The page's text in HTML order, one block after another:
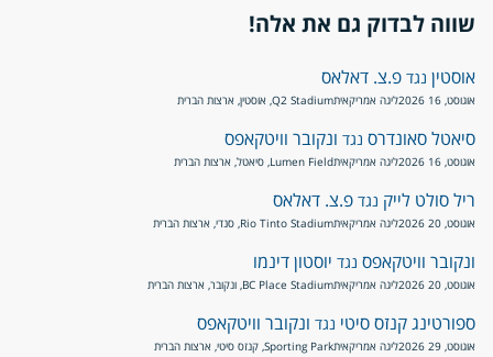
שווה לבדוק גם את אלה!
אוסטין נגד פ.צ. דאלאס
אוגוסט, 16 2026 ליגה אמריקאיתQ2 Stadium, אוסטין, ארצות הברית
סיאטל סאונדרס נגד ונקובר וויטקאפס
אוגוסט, 16 2026 ליגה אמריקאיתLumen Field, סיאטל, ארצות הברית
ריל סולט לייק נגד פ.צ. דאלאס
אוגוסט, 20 2026 ליגה אמריקאיתRio Tinto Stadium, סנדי, ארצות הברית
ונקובר וויטקאפס נגד יוסטון דינמו
אוגוסט, 20 2026 ליגה אמריקאיתBC Place Stadium, ונקובר, ארצות הברית
ספורטינג קנזס סיטי נגד ונקובר וויטקאפס
אוגוסט, 29 2026 ליגה אמריקאיתSporting Park, קנזס סיטי, ארצות הברית